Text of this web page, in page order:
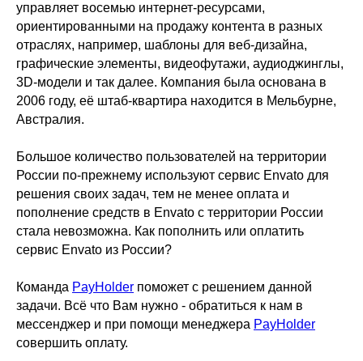
управляет восемью интернет-ресурсами,
ориентированными на продажу контента в разных
отраслях, например, шаблоны для веб-дизайна,
графические элементы, видеофутажи, аудиоджинглы,
3D-модели и так далее. Компания была основана в
2006 году, её штаб-квартира находится в Мельбурне,
Австралия.
Большое количество пользователей на территории
России по-прежнему используют сервис Envato для
решения своих задач, тем не менее оплата и
пополнение средств в Envato с территории России
стала невозможна. Как пополнить или оплатить
сервис Envato из России?
Команда PayHolder поможет с решением данной
задачи. Всё что Вам нужно - обратиться к нам в
мессенджер и при помощи менеджера PayHolder
совершить оплату.